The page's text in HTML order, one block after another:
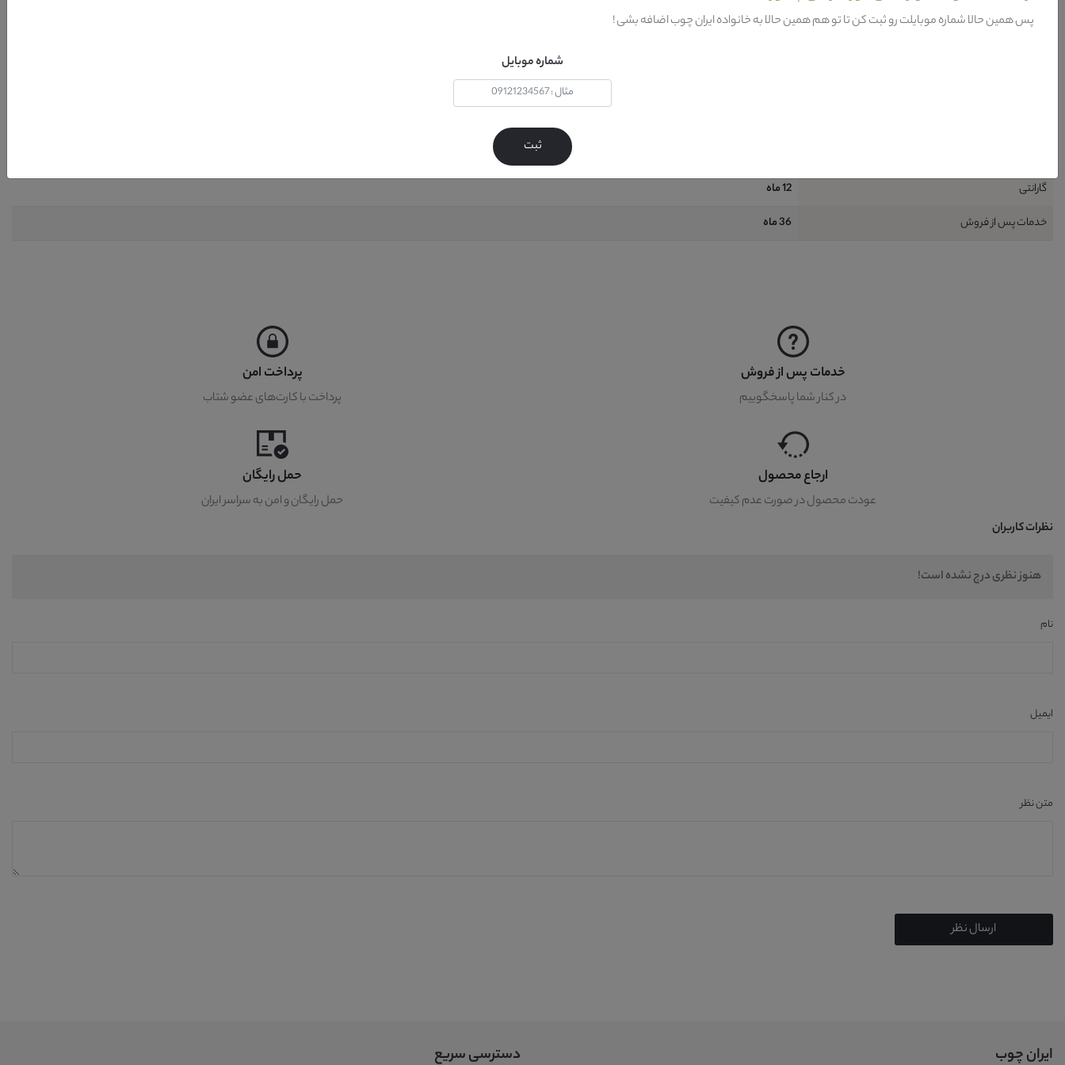
طراحی
مدرن-کلاسيک
گارانتی
12 ماه
خدمات پس از فروش
36 ماه
خدمات پس از فروش
در کنار شما پاسخگوییم
پرداخت امن
پرداخت با کارت‌های عضو شتاب
ارجاع محصول
عودت محصول در صورت عدم کیفیت
حمل رایگان
حمل رایگان و امن به سراسر ایران
نظرات کاربران
هنوز نظری درج نشده است!
نام
ایمیل
متن نظر
ارسال نظر
ایران چوب دسترسی سریع
پس همین حالا شماره موبایلت رو ثبت کن تا تو هم همین حالا به خانواده ایران چوب اضافه بشی !
شماره موبایل
ثبت